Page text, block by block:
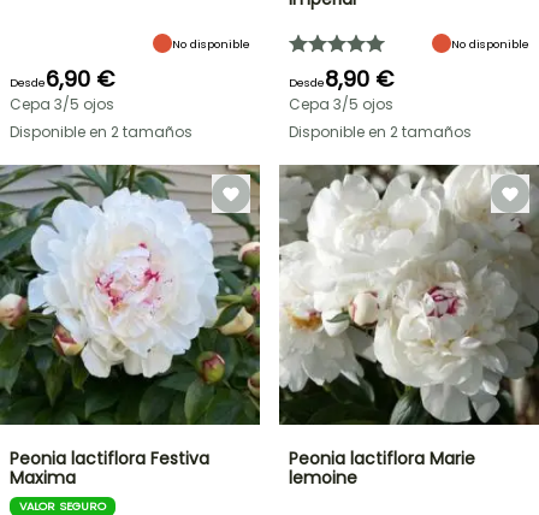
No disponible
Desde6,90 €
Cepa 3/5 ojos
Disponible en 2 tamaños
No disponible
Desde8,90 €
Cepa 3/5 ojos
Disponible en 2 tamaños
Peonia lactiflora Festiva
Maxima
VALOR SEGURO
Peonia lactiflora Marie
lemoine